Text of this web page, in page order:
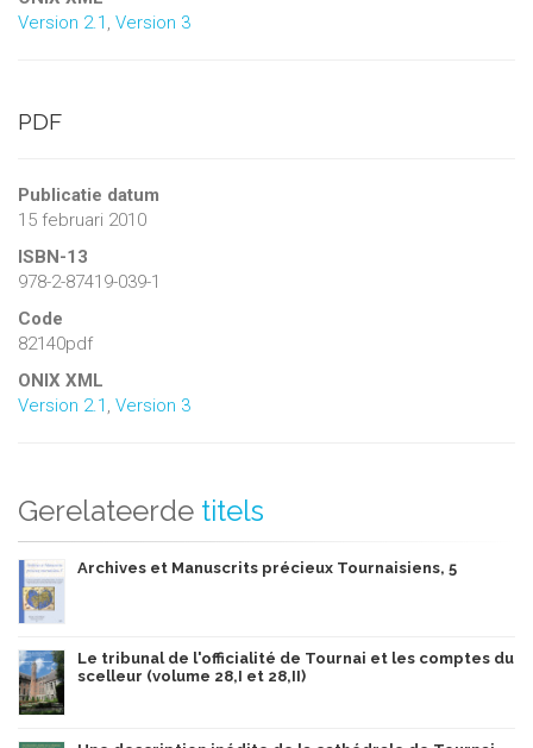
Version 2.1 , Version 3
PDF
Publicatie datum
15 februari 2010
ISBN-13
978-2-87419-039-1
Code
82140pdf
ONIX XML
Version 2.1 , Version 3
Gerelateerde titels
Archives et Manuscrits précieux Tournaisiens, 5
Le tribunal de l'officialité de Tournai et les comptes du
scelleur (volume 28,I et 28,II)